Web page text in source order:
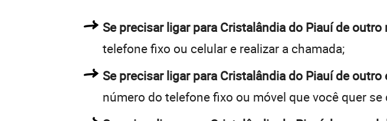
Se precisar ligar para Cristalândia do Piauí de
telefone fixo ou celular e realizar a chamada;
Se precisar ligar para Cristalândia do Piauí de outro
número do telefone fixo ou móvel que você quer se